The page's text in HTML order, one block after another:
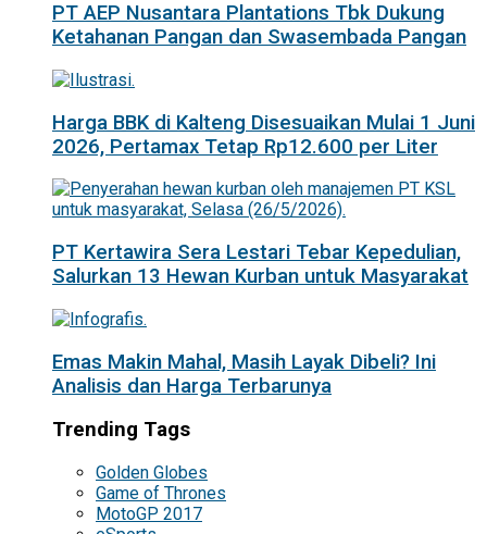
PT AEP Nusantara Plantations Tbk Dukung
Ketahanan Pangan dan Swasembada Pangan
Harga BBK di Kalteng Disesuaikan Mulai 1 Juni
2026, Pertamax Tetap Rp12.600 per Liter
PT Kertawira Sera Lestari Tebar Kepedulian,
Salurkan 13 Hewan Kurban untuk Masyarakat
Emas Makin Mahal, Masih Layak Dibeli? Ini
Analisis dan Harga Terbarunya
Trending Tags
Golden Globes
Game of Thrones
MotoGP 2017